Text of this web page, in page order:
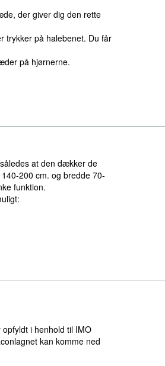
der giver dig den rette
trykker på halebenet. Du får
på hjørnerne.
at den dækker de
200 cm. og bredde 70-
funktion.
i henhold til IMO
kan komme ned